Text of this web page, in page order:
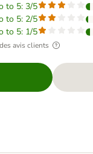
to 5: 3/5
to 5: 2/5
to 5: 1/5
avis clients